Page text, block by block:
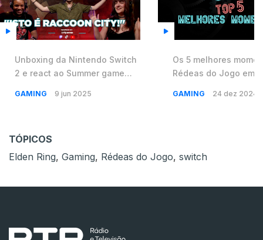
Unboxing da Nintendo Switch
2 e react ao Summer game
GAMING 9 jun 2025
Os 5 melhores
Rédeas do Jogo em
GAMING 24 dez 2024
TÓPICOS
Elden Ring, Gaming, Rédeas do Jogo, switch